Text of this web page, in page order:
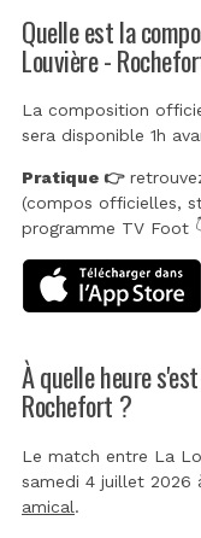
Quelle est la
Louvière -
La composition
sera disponible 1h
Pratique 👉
(compos officielles,
programme TV Foot
À quelle heure
Rochefort ?
Le match entre La
samedi 4 juillet 2026
amical.